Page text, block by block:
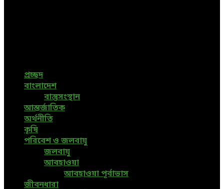
প্রচ্ছদ
বাংলাদেশ
বাস্তুসংস্থান
আন্তর্জাতিক
অর্থনীতি
কৃষি
পরিবেশ ও জলবায়ু
জলবায়ু
আবহাওয়া
আবহাওয়া পূর্বাভাস
জীবনধারা